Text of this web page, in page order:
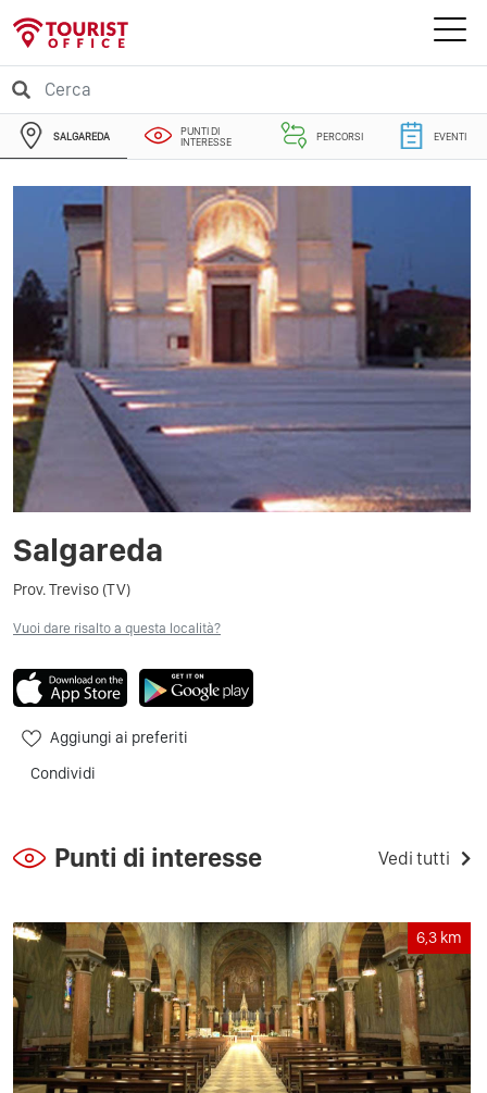
SALGAREDA
PUNTI DI
INTERESSE
PERCORSI EVENTI
Salgareda
Prov. Treviso (TV)
Vuoi dare risalto a questa località?
Aggiungi ai preferiti
Condividi
Punti di interesse Vedi tutti
6,3 km